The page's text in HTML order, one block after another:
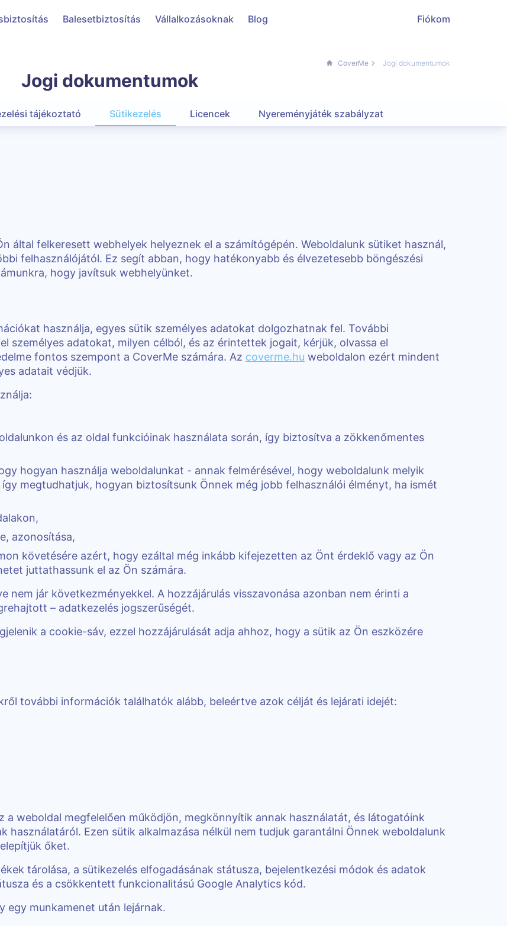
Balesetbiztosítás Vállalkozásoknak Blog Fiókom
CoverMe Jogi dokumentumok
Jogi dokumentumok
tájékoztató Sütikezelés Licencek Nyereményjáték szabályzat
által felkeresett webhelyek helyeznek el a számítógépén. Weboldalunk sütiket használ,
felhasználójától. Ez segít abban, hogy hatékonyabb és élvezetesebb böngészési
hogy javítsuk webhelyünket.
használja, egyes sütik személyes adatokat dolgozhatnak fel. További
adatokat, milyen célból, és az érintettek jogait, kérjük, olvassa el
fontos szempont a CoverMe számára. Az coverme.hu weboldalon ezért mindent
adatait védjük.
és az oldal funkcióinak használata során, így biztosítva a zökkenőmentes
hogyan használja weboldalunkat - annak felmérésével, hogy weboldalunk melyik
megtudhatjuk, hogyan biztosítsunk Önnek még jobb felhasználói élményt, ha ismét
azonosítása,
követésére azért, hogy ezáltal még inkább kifejezetten az Önt érdeklő vagy az Ön
juttathassunk el az Ön számára.
nem jár következményekkel. A hozzájárulás visszavonása azonban nem érinti a
– adatkezelés jogszerűségét.
a cookie-sáv, ezzel hozzájárulását adja ahhoz, hogy a sütik az Ön eszközére
további információk találhatók alább, beleértve azok célját és lejárati idejét:
a weboldal megfelelően működjön, megkönnyítik annak használatát, és látogatóink
használatáról. Ezen sütik alkalmazása nélkül nem tudjuk garantálni Önnek weboldalunk
őket.
tárolása, a sütikezelés elfogadásának státusza, bejelentkezési módok és adatok
és a csökkentett funkcionalitású Google Analytics kód.
egy munkamenet után lejárnak.